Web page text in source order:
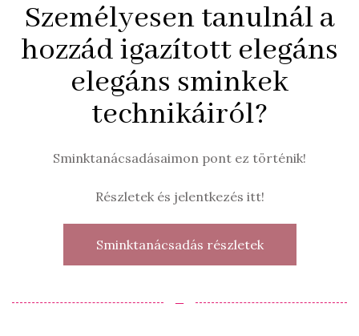
Személyesen tanulnál a
hozzád igazított elegáns
elegáns sminkek
technikáiról?
Sminktanácsadásaimon pont ez történik!
Részletek és jelentkezés itt!
Sminktanácsadás részletek
‒